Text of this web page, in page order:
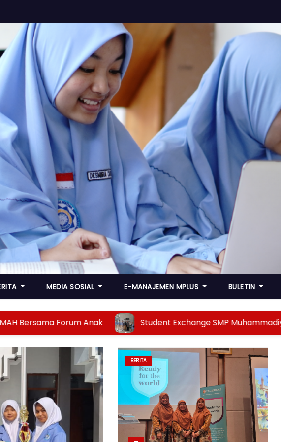
MEDIA SOSIAL E-MANAJEMEN MPLUS BULETIN
Anak Student Exchange SMP Muhammadiyah Plus Salatiga
UNCATEGORIZED PRESTASI TAPAK SUCI
BERITA